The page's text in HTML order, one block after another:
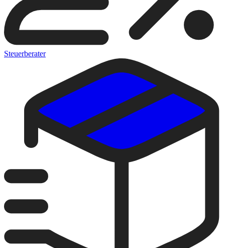
Steuerberater